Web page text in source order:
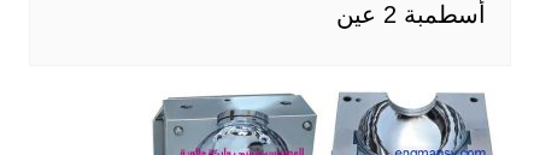
أسطمبة 2 عين